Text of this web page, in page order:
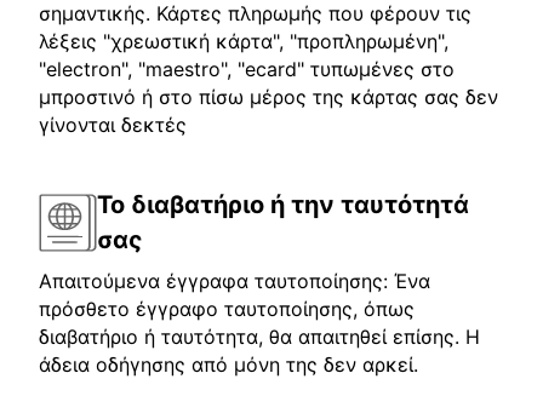
σημαντικής. Κάρτες πληρωμής που φέρουν τις
λέξεις "χρεωστική κάρτα", "προπληρωμένη",
"electron", "maestro", "ecard" τυπωμένες στο
μπροστινό ή στο πίσω μέρος της κάρτας σας δεν
γίνονται δεκτές
Το διαβατήριο ή την ταυτότητά
σας
Απαιτούμενα έγγραφα ταυτοποίησης: Ένα
πρόσθετο έγγραφο ταυτοποίησης, όπως
διαβατήριο ή ταυτότητα, θα απαιτηθεί επίσης. Η
άδεια οδήγησης από μόνη της δεν αρκεί.